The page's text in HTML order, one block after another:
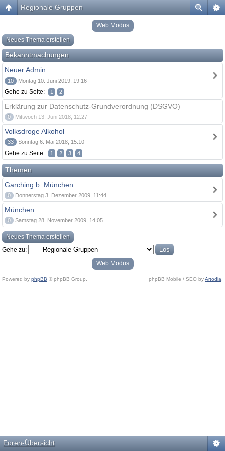
Regionale Gruppen
Web Modus
Neues Thema erstellen
Bekanntmachungen
Neuer Admin
10 Montag 10. Juni 2019, 19:16
Gehe zu Seite: 1 2
Erklärung zur Datenschutz-Grundverordnung (DSGVO)
0 Mittwoch 13. Juni 2018, 12:27
Volksdroge Alkohol
33 Sonntag 6. Mai 2018, 15:10
Gehe zu Seite: 1 2 3 4
Themen
Garching b. München
0 Donnerstag 3. Dezember 2009, 11:44
München
0 Samstag 28. November 2009, 14:05
Neues Thema erstellen
Gehe zu:
Web Modus
Powered by phpBB © phpBB Group. phpBB Mobile / SEO byArtodia
Foren-Übersicht